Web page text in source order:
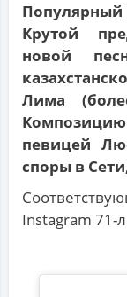
Популярный
Крутой
новой
Лима
певицей
споры в
Instagram 71-